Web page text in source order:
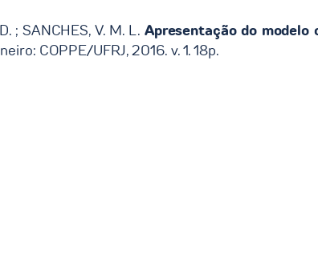
; SANCHES, V. M. L. Apresentação do modelo
COPPE/UFRJ, 2016. v. 1. 18p.